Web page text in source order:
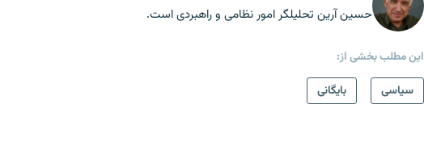
حسین آرین تحلیلگر امور نظامی و راهبردی است.
این مطلب بخشی از:
سیاسی
بایگانی